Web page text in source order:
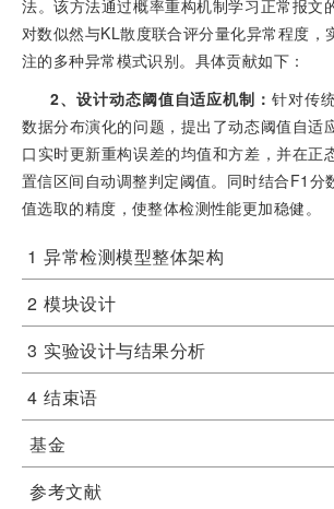
法。该方法通过概率重构机制学习正常报文
对数似然与KL散度联合评分量化异常程度，
注的多种异常模式识别。具体贡献如下：
2、设计动态阈值自适应机制：针对传
数据分布演化的问题，提出了动态阈值自适
口实时更新重构误差的均值和方差，并在正
置信区间自动调整判定阈值。同时结合F1分
值选取的精度，使整体检测性能更加稳健。
1 异常检测模型整体架构
2 模块设计
3 实验设计与结果分析
4 结束语
基金
参考文献